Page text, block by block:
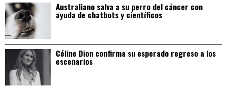
Australiano salva a su perro del cáncer con
ayuda de chatbots y científicos
Céline Dion confirma su esperado regreso a los
escenarios